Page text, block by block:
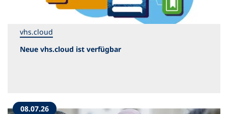
vhs.cloud
Neue vhs.cloud ist verfügbar
08.07.26